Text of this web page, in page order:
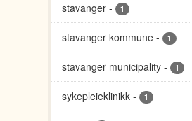
stavanger - 1
stavanger kommune - 1
stavanger municipality - 1
sykepleieklinikk - 1